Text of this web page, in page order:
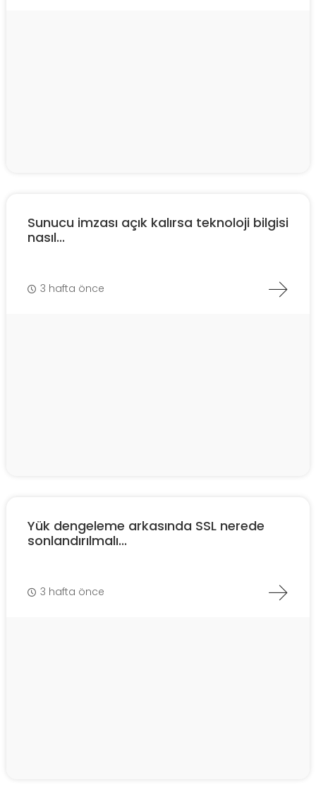
Sunucu imzası açık kalırsa teknoloji bilgisi
nasıl...
3 hafta önce
Yük dengeleme arkasında SSL nerede
sonlandırılmalı...
3 hafta önce